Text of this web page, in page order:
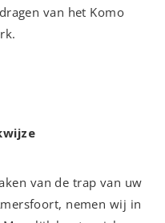
van het Komo
van de trap van uw
nemen wij in